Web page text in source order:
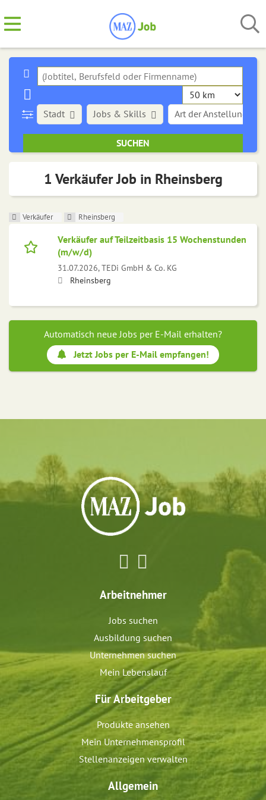
Stadt Art der Anstellung
Jobs & Skills
1 Verkäufer Job in Rheinsberg
Verkäufer Rheinsberg
Verkäufer auf Teilzeitbasis 15 Wochenstunden
(m/w/d)
31.07.2026,TEDi GmbH & Co. KG
Rheinsberg
Automatisch neue Jobs per E-Mail erhalten?
Jetzt Jobs per E-Mail empfangen!
Arbeitnehmer
Jobs suchen
Ausbildung suchen
Unternehmen suchen
Mein Lebenslauf
Für Arbeitgeber
Produkte ansehen
Mein Unternehmensprofil
Stellenanzeigen verwalten
Allgemein